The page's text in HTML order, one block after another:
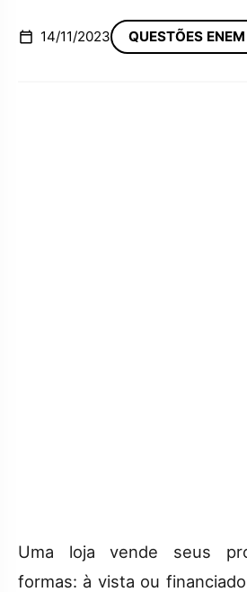
14/11/2023 QUESTÕES
Uma loja vende seus
formas: à vista ou